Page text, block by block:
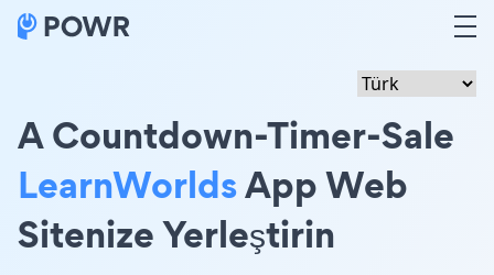
A Countdown-Timer-Sale
LearnWorldsApp Web
Sitenize Yerleştirin